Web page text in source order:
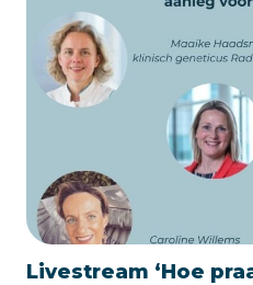
Livestream ‘Hoe